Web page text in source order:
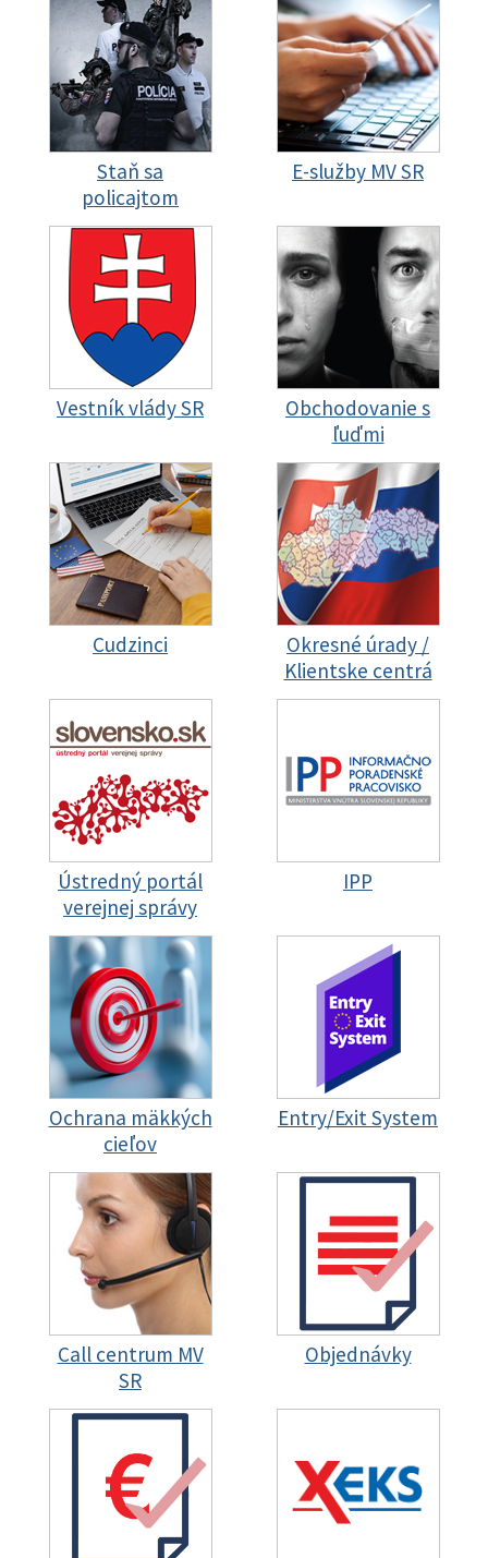
Staň sa
policajtom
E-služby MV SR
Vestník vlády SR
Obchodovanie s
ľuďmi
Cudzinci
Okresné úrady /
Klientske centrá
Ústredný portál
verejnej správy
IPP
Ochrana mäkkých
cieľov
Entry/Exit System
Call centrum MV
SR
Objednávky